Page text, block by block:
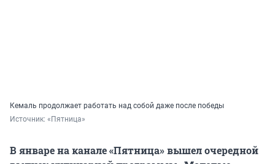
Кемаль продолжает работать над собой даже после победы
Источник: «Пятница»
В январе на канале «Пятница» вышел очередной